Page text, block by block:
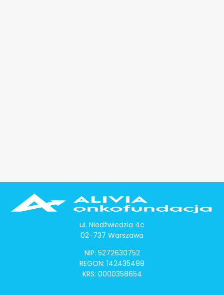
ul. Niedźwiedzia 4c
02-737 Warszawa
NIP: 5272630752
REGON: 142435498
KRS: 0000358654